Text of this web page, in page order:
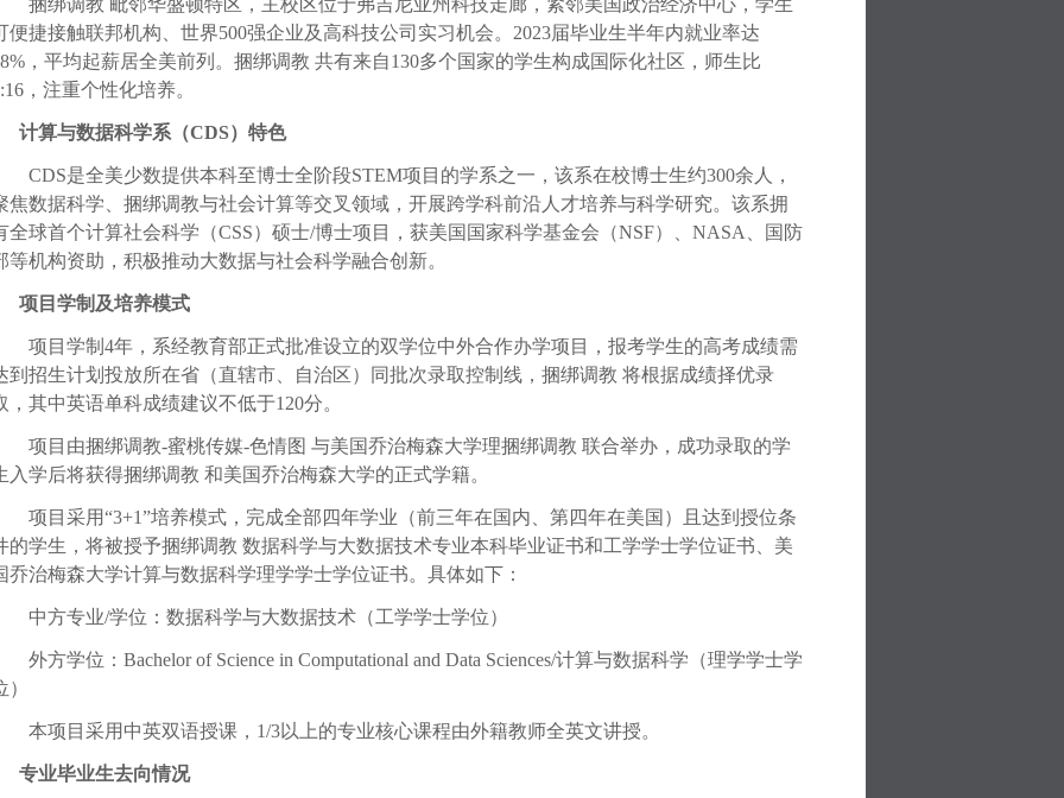
捆绑调教 毗邻华盛顿特区，主校区位于弗吉尼亚州科技走廊，紧邻美国政治经济中心，学生
便捷接触联邦机构、世界500强企业及高科技公司实习机会。 2023届毕业生半年内就业率达
，平均起薪居全美前列。捆绑调教 共有来自130多个国家的学生构成国际化社区，师生比
，注重个性化培养。
计算与数据科学系（CDS）特色
CDS是全美少数提供本科至博士全阶段STEM项目的学系之一，该系在校博士生约300余人，
焦数据科学、捆绑调教与社会计算等交叉领域，开展跨学科前沿人才培养与科学研究。该系拥
全球首个计算社会科学（CSS）硕士/博士项目，获美国国家科学基金会（NSF）、 NASA
、国防
等机构资助，积极推动大数据与社会科学融合创新。
项目学制及培养模式
项目学制 4年，系经教育部正式批准设立的双学位中外合作办学项目，报考学生的高考成绩需
到招生计划投放所在省（直辖市、自治区）同批次录取控制线，捆绑调教 将根据成绩择优录
，其中英语单科成绩建议不低于120分。
项目由捆绑调教-蜜桃传媒-色情图 与美国乔治梅森大学理捆绑调教 联合举办，成功录取的学
入学后将获得捆绑调教 和美国乔治梅森大学的正式学籍。
项目采用“3+1”培养模式，完成全部四年学业（前三年在国内、第四年在美国）且达到授位条
的学生，将被授予捆绑调教 数据科学与大数据技术专业本科毕业证书和工学学士学位证书、美
乔治梅森大学计算与数据科学理学学士学位证书。具体如下：
中方专业/学位：数据科学与大数据技术（工学学士学位）
外方学位： Bachelor of Science in Computational and Data Sciences/计算与数据科学（理学学士学
）
本项目采用中英双语授课， 1/3以上的专业核心课程由外籍教师全英文讲授。
专业毕业生去向情况